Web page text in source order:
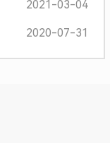
2021-03-04
2020-07-31